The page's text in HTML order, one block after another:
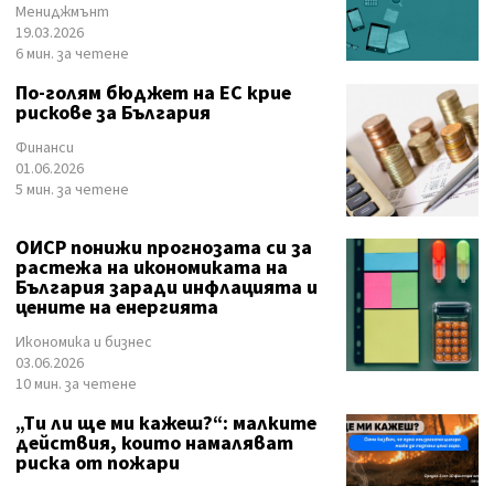
Мениджмънт
19.03.2026
6 мин. за четене
По-голям бюджет на ЕС крие
рискове за България
Финанси
01.06.2026
5 мин. за четене
ОИСР понижи прогнозата си за
растежа на икономиката на
България заради инфлацията и
цените на енергията
Икономика и бизнес
03.06.2026
10 мин. за четене
„Ти ли ще ми кажеш?“: малките
действия, които намаляват
риска от пожари